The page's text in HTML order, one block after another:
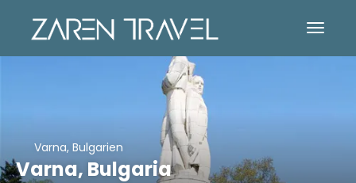
Varna, Bulgarien
Varna, Bulgaria